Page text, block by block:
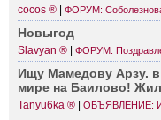
cocos ® ФОРУМ:
Новыгод
Slavyan ® ФОРУМ:
Ищу Мамедову Арзу. в
мире на Баилово!
Tanyu6ka ® ОБЪЯВЛЕНИЕ: